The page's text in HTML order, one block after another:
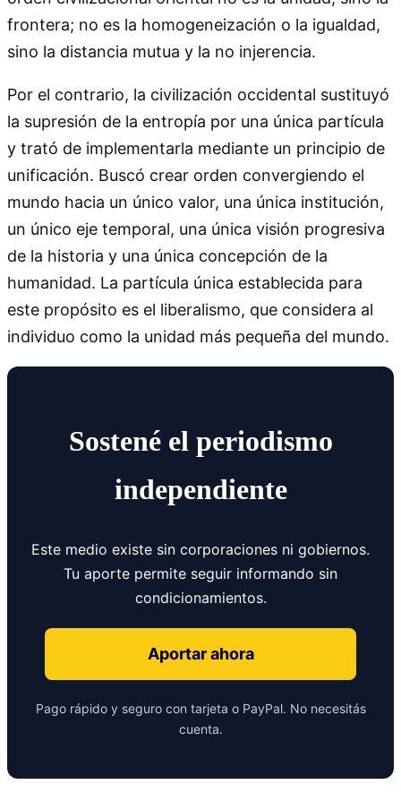
frontera; no es la homogeneización o la igualdad,
sino la distancia mutua y la no injerencia.
Por el contrario, la civilización occidental sustituyó
la supresión de la entropía por una única partícula
y trató de implementarla mediante un principio de
unificación. Buscó crear orden convergiendo el
mundo hacia un único valor, una única institución,
un único eje temporal, una única visión progresiva
de la historia y una única concepción de la
humanidad. La partícula única establecida para
este propósito es el liberalismo, que considera al
individuo como la unidad más pequeña del mundo.
Sostené el periodismo
independiente
Este medio existe sin corporaciones ni gobiernos.
Tu aporte permite seguir informando sin
condicionamientos.
Aportar ahora
Pago rápido y seguro con tarjeta o PayPal. No necesitás
cuenta.